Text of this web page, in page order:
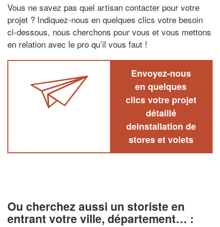
Vous ne savez pas quel artisan contacter pour votre
projet ? Indiquez-nous en quelques clics votre besoin
ci-dessous, nous cherchons pour vous et vous mettons
en relation avec le pro qu’il vous faut !
Envoyez-nous
en quelques
clics votre projet
détaillé
deinstallation de
stores et volets
Ou cherchez aussi un storiste en
entrant votre ville, département… :